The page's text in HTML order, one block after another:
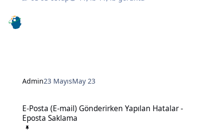
Admin23 MayısMay 23
E-Posta (E-mail) Gönderirken Yapılan Hatalar -
Eposta Saklama